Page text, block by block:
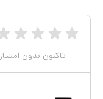
تاکنون بدون امتیاز